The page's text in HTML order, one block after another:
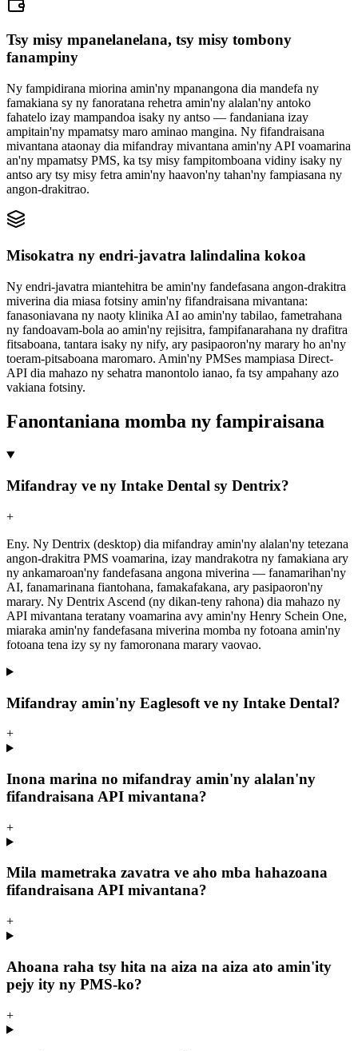
Tsy misy mpanelanelana, tsy misy tombony
fanampiny
Ny fampidirana miorina amin'ny mpanangona dia mandefa ny
famakiana sy ny fanoratana rehetra amin'ny alalan'ny antoko
fahatelo izay mampandoa isaky ny antso — fandaniana izay
ampitain'ny mpamatsy maro aminao mangina. Ny fifandraisana
mivantana ataonay dia mifandray mivantana amin'ny API voamarina
an'ny mpamatsy PMS, ka tsy misy fampitomboana vidiny isaky ny
antso ary tsy misy fetra amin'ny haavon'ny tahan'ny fampiasana ny
angon-drakitrao.
Misokatra ny endri-javatra lalindalina kokoa
Ny endri-javatra miantehitra be amin'ny fandefasana angon-drakitra
miverina dia miasa fotsiny amin'ny fifandraisana mivantana:
fanasoniavana ny naoty klinika AI ao amin'ny tabilao, fametrahana
ny fandoavam-bola ao amin'ny rejisitra, fampifanarahana ny drafitra
fitsaboana, tantara isaky ny nify, ary pasipaoron'ny marary ho an'ny
toeram-pitsaboana maromaro. Amin'ny PMSes mampiasa Direct-
API dia mahazo ny sehatra manontolo ianao, fa tsy ampahany azo
vakiana fotsiny.
Fanontaniana momba ny fampiraisana
Mifandray ve ny Intake Dental sy Dentrix?
+
Eny. Ny Dentrix (desktop) dia mifandray amin'ny alalan'ny tetezana
angon-drakitra PMS voamarina, izay mandrakotra ny famakiana ary
ny ankamaroan'ny fandefasana angona miverina — fanamarihan'ny
AI, fanamarinana fiantohana, famakafakana, ary pasipaoron'ny
marary. Ny Dentrix Ascend (ny dikan-teny rahona) dia mahazo ny
API mivantana teratany voamarina avy amin'ny Henry Schein One,
miaraka amin'ny fandefasana miverina momba ny fotoana amin'ny
fotoana tena izy sy ny famoronana marary vaovao.
Mifandray amin'ny Eaglesoft ve ny Intake Dental?
+
Inona marina no mifandray amin'ny alalan'ny
fifandraisana API mivantana?
+
Mila mametraka zavatra ve aho mba hahazoana
fifandraisana API mivantana?
+
Ahoana raha tsy hita na aiza na aiza ato amin'ity
pejy ity ny PMS-ko?
+